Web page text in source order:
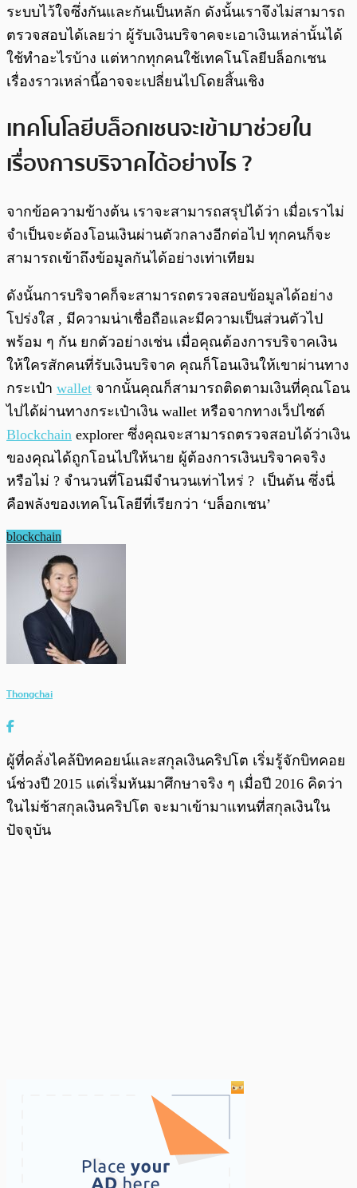
ระบบไว้ใจซึ่งกันและกันเป็นหลัก ดังนั้นเราจึงไม่สามารถ
ตรวจสอบได้เลยว่า ผู้รับเงินบริจาคจะเอาเงินเหล่านั้นได้
ใช้ทำอะไรบ้าง แต่หากทุกคนใช้เทคโนโลยีบล็อกเชน
เรื่องราวเหล่านี้อาจจะเปลี่ยนไปโดยสิ้นเชิง
เทคโนโลยีบล็อกเชนจะเข้ามาช่วยใน
เรื่องการบริจาคได้อย่างไร ?
จากข้อความข้างต้น เราจะสามารถสรุปได้ว่า เมื่อเราไม่
จำเป็นจะต้องโอนเงินผ่านตัวกลางอีกต่อไป ทุกคนก็จะ
สามารถเข้าถึงข้อมูลกันได้อย่างเท่าเทียม
ดังนั้นการบริจาคก็จะสามารถตรวจสอบข้อมูลได้อย่าง
โปร่งใส , มีความน่าเชื่อถือและมีความเป็นส่วนตัวไป
พร้อม ๆ กัน ยกตัวอย่างเช่น เมื่อคุณต้องการบริจาคเงิน
ให้ใครสักคนที่รับเงินบริจาค คุณก็โอนเงินให้เขาผ่านทาง
กระเป๋า wallet จากนั้นคุณก็สามารถติดตามเงินที่คุณโอน
ไปได้ผ่านทางกระเป๋าเงิน wallet หรือจากทางเว็ปไซต์
Blockchain explorer ซึ่งคุณจะสามารถตรวจสอบได้ว่าเงิน
ของคุณได้ถูกโอนไปให้นาย ผู้ต้องการเงินบริจาคจริง
หรือไม่ ? จำนวนที่โอนมีจำนวนเท่าไหร่ ? เป็นต้น ซึ่งนี่
คือพลังของเทคโนโลยีที่เรียกว่า ‘บล็อกเชน’
blockchain
Thongchai
ผู้ที่คลั่งไคล้บิทคอยน์และสกุลเงินคริปโต เริ่มรู้จักบิทคอย
น์ช่วงปี 2015 แต่เริ่มหันมาศึกษาจริง ๆ เมื่อปี 2016 คิดว่า
ในไม่ช้าสกุลเงินคริปโต จะมาเข้ามาแทนที่สกุลเงินใน
ปัจจุบัน